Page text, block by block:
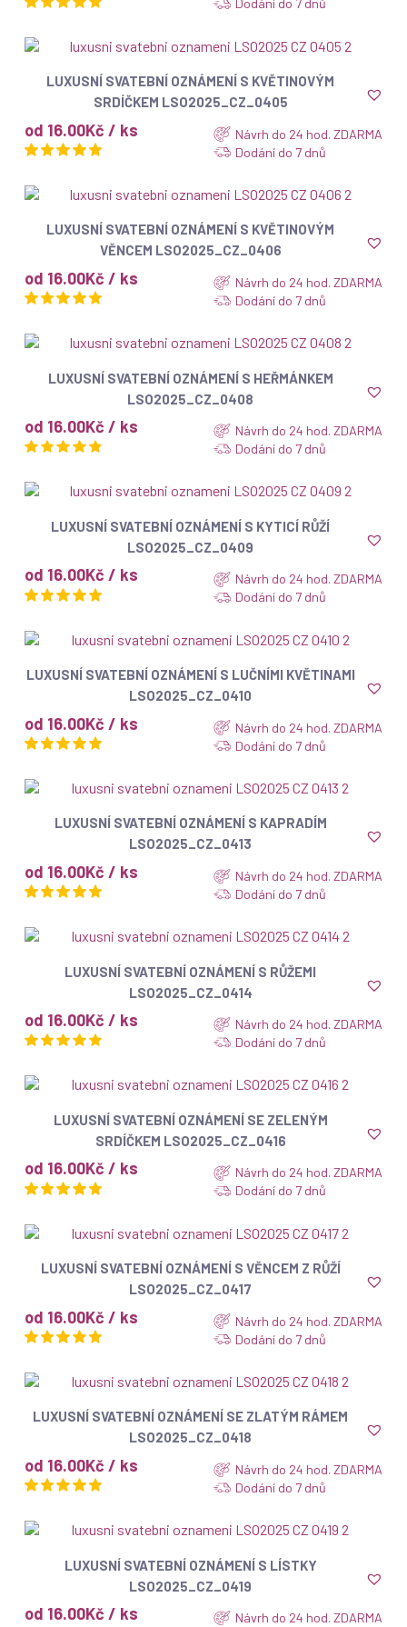
Dodání do 7 dnů
ZOBRAZIT
LUXUSNÍ SVATEBNÍ OZNÁMENÍ S KVĚTINOVÝM
SRDÍČKEM LSO2025_CZ_0405
od 16.00Kč / ks
Návrh do 24 hod. ZDARMA
Dodání do 7 dnů
ZOBRAZIT
LUXUSNÍ SVATEBNÍ OZNÁMENÍ S KVĚTINOVÝM
VĚNCEM LSO2025_CZ_0406
od 16.00Kč / ks
Návrh do 24 hod. ZDARMA
Dodání do 7 dnů
ZOBRAZIT
LUXUSNÍ SVATEBNÍ OZNÁMENÍ S HEŘMÁNKEM
LSO2025_CZ_0408
od 16.00Kč / ks
Návrh do 24 hod. ZDARMA
Dodání do 7 dnů
ZOBRAZIT
LUXUSNÍ SVATEBNÍ OZNÁMENÍ S KYTICÍ RŮŽÍ
LSO2025_CZ_0409
od 16.00Kč / ks
Návrh do 24 hod. ZDARMA
Dodání do 7 dnů
ZOBRAZIT
LUXUSNÍ SVATEBNÍ OZNÁMENÍ S LUČNÍMI KVĚTINAMI
LSO2025_CZ_0410
od 16.00Kč / ks
Návrh do 24 hod. ZDARMA
Dodání do 7 dnů
ZOBRAZIT
LUXUSNÍ SVATEBNÍ OZNÁMENÍ S KAPRADÍM
LSO2025_CZ_0413
od 16.00Kč / ks
Návrh do 24 hod. ZDARMA
Dodání do 7 dnů
ZOBRAZIT
LUXUSNÍ SVATEBNÍ OZNÁMENÍ S RŮŽEMI
LSO2025_CZ_0414
od 16.00Kč / ks
Návrh do 24 hod. ZDARMA
Dodání do 7 dnů
ZOBRAZIT
LUXUSNÍ SVATEBNÍ OZNÁMENÍ SE ZELENÝM
SRDÍČKEM LSO2025_CZ_0416
od 16.00Kč / ks
Návrh do 24 hod. ZDARMA
Dodání do 7 dnů
ZOBRAZIT
LUXUSNÍ SVATEBNÍ OZNÁMENÍ S VĚNCEM Z RŮŽÍ
LSO2025_CZ_0417
od 16.00Kč / ks
Návrh do 24 hod. ZDARMA
Dodání do 7 dnů
ZOBRAZIT
LUXUSNÍ SVATEBNÍ OZNÁMENÍ SE ZLATÝM RÁMEM
LSO2025_CZ_0418
od 16.00Kč / ks
Návrh do 24 hod. ZDARMA
Dodání do 7 dnů
ZOBRAZIT
LUXUSNÍ SVATEBNÍ OZNÁMENÍ S LÍSTKY
LSO2025_CZ_0419
od 16.00Kč / ks
Návrh do 24 hod. ZDARMA